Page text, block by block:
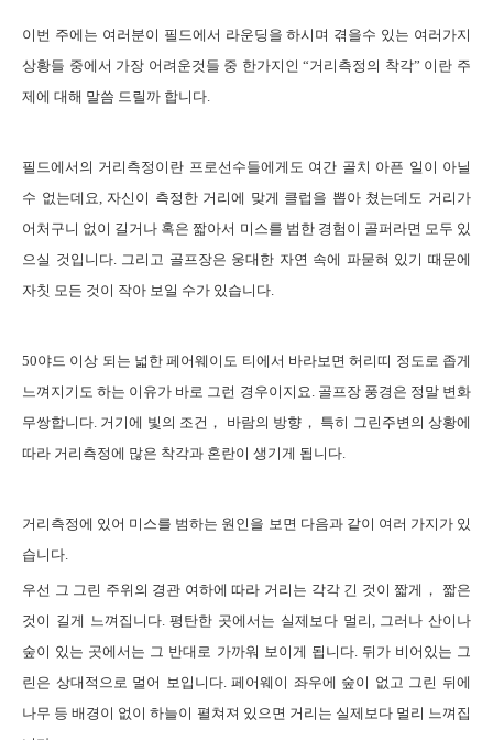
이번 주에는 여러분이 필드에서 라운딩을 하시며 겪을수 있는 여러가지
상황들 중에서 가장 어려운것들 중 한가지인 “거리측정의 착각” 이란 주
제에 대해 말씀 드릴까 합니다.
필드에서의 거리측정이란 프로선수들에게도 여간 골치 아픈 일이 아닐
수 없는데요, 자신이 측정한 거리에 맞게 클럽을 뽑아 쳤는데도 거리가
어처구니 없이 길거나 혹은 짧아서 미스를 범한 경험이 골퍼라면 모두 있
으실 것입니다. 그리고 골프장은 웅대한 자연 속에 파묻혀 있기 때문에
자칫 모든 것이 작아 보일 수가 있습니다.
50야드 이상 되는 넓한 페어웨이도 티에서 바라보면 허리띠 정도로 좁게
느껴지기도 하는 이유가 바로 그런 경우이지요. 골프장 풍경은 정말 변화
무쌍합니다. 거기에 빛의 조건， 바람의 방향， 특히 그린주변의 상황에
따라 거리측정에 많은 착각과 혼란이 생기게 됩니다.
거리측정에 있어 미스를 범하는 원인을 보면 다음과 같이 여러 가지가 있
습니다.
우선 그 그린 주위의 경관 여하에 따라 거리는 각각 긴 것이 짧게， 짧은
것이 길게 느껴집니다.평탄한 곳에서는 실제보다 멀리, 그러나 산이나
숲이 있는 곳에서는 그 반대로 가까워 보이게 됩니다. 뒤가 비어있는 그
린은 상대적으로 멀어 보입니다.페어웨이 좌우에 숲이 없고 그린 뒤에
나무 등 배경이 없이 하늘이 펼쳐져 있으면 거리는 실제보다 멀리 느껴집